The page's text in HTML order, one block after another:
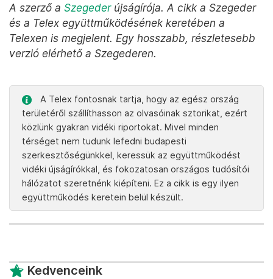
A szerző a Szegeder újságírója. A cikk a Szegeder
és a Telex együttműködésének keretében a
Telexen is megjelent. Egy hosszabb, részletesebb
verzió elérhető a Szegederen.
A Telex fontosnak tartja, hogy az egész ország
területéről szállíthasson az olvasóinak sztorikat, ezért
közlünk gyakran vidéki riportokat. Mivel minden
térséget nem tudunk lefedni budapesti
szerkesztőségünkkel, keressük az együttműködést
vidéki újságírókkal, és fokozatosan országos tudósítói
hálózatot szeretnénk kiépíteni. Ez a cikk is egy ilyen
együttműködés keretein belül készült.
Kedvenceink